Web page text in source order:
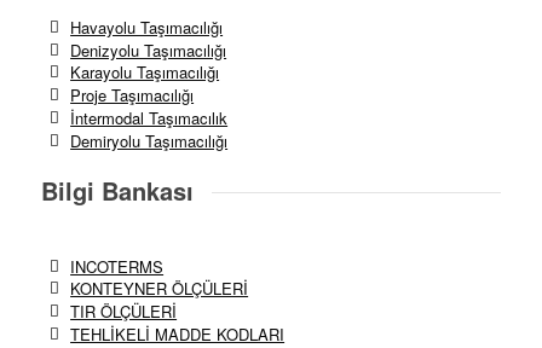
Havayolu Taşımacılığı
Denizyolu Taşımacılığı
Karayolu Taşımacılığı
Proje Taşımacılığı
İntermodal Taşımacılık
Demiryolu Taşımacılığı
Bilgi Bankası
INCOTERMS
KONTEYNER ÖLÇÜLERİ
TIR ÖLÇÜLERİ
TEHLİKELİ MADDE KODLARI